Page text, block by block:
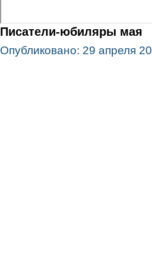
Писатели-юбиляры мая
Опубликовано: 29 апреля